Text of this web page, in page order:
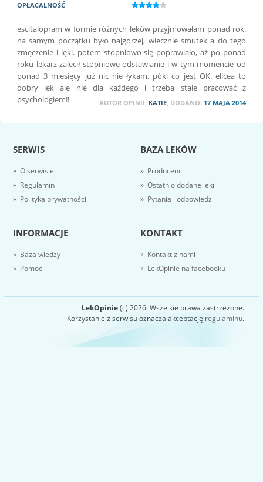
OPŁACALNOŚĆ
escitalopram w formie różnych leków przyjmowałam ponad rok.
na samym początku było najgorzej, wiecznie smutek a do tego
zmęczenie i lęki. potem stopniowo się poprawiało, aż po ponad
roku lekarz zalecił stopniowe odstawianie i w tym momencie od
ponad 3 miesięcy już nic nie łykam, póki co jest OK. elicea to
dobry lek ale nie dla każdego i trzeba stale pracować z
psychologiem!!
AUTOR OPINII: KATIE, DODANO: 17 MAJA 2014
SERWIS
» O serwisie
» Regulamin
» Polityka prywatności
BAZA LEKÓW
» Producenci
» Ostatnio dodane leki
» Pytania i odpowiedzi
INFORMACJE
» Baza wiedzy
» Pomoc
KONTAKT
» Kontakt z nami
» LekOpinie na facebooku
LekOpinie(c) 2026. Wszelkie prawa zastrzeżone.
Korzystanie z serwisu oznacza akceptację regulaminu.